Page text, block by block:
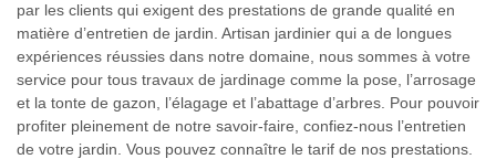
par les clients qui exigent des prestations de grande qualité en
matière d’entretien de jardin. Artisan jardinier qui a de longues
expériences réussies dans notre domaine, nous sommes à votre
service pour tous travaux de jardinage comme la pose, l’arrosage
et la tonte de gazon, l’élagage et l’abattage d’arbres. Pour pouvoir
profiter pleinement de notre savoir-faire, confiez-nous l’entretien
de votre jardin. Vous pouvez connaître le tarif de nos prestations.